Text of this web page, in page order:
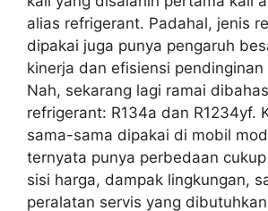
alias refrigerant. Padahal, jenis
dipakai juga punya pengaruh
kinerja dan efisiensi
Nah, sekarang lagi ramai
refrigerant: R134a dan R1234yf.
sama-sama dipakai di mobil
ternyata punya perbedaan
sisi harga, dampak lingkungan,
peralatan servis yang